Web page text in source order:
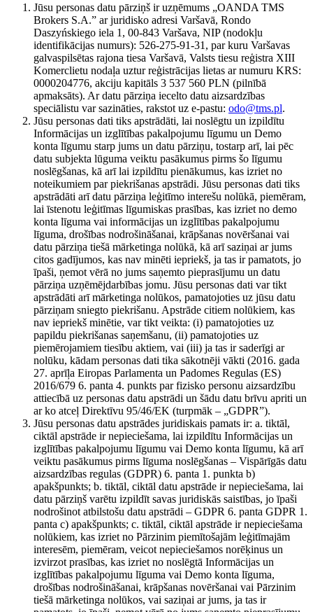
Jūsu personas datu pārziņš ir uzņēmums „OANDA TMS
Brokers S.A.” ar juridisko adresi Varšavā, Rondo
Daszyńskiego iela 1, 00-843 Varšava, NIP (nodokļu
identifikācijas numurs): 526-275-91-31, par kuru Varšavas
galvaspilsētas rajona tiesa Varšavā, Valsts tiesu reģistra XIII
Komerclietu nodaļa uztur reģistrācijas lietas ar numuru KRS:
0000204776, akciju kapitāls 3 537 560 PLN (pilnībā
apmaksāts). Ar datu pārziņa iecelto datu aizsardzības
speciālistu var sazināties, rakstot uz e-pastu: odo@tms.pl.
Jūsu personas dati tiks apstrādāti, lai noslēgtu un izpildītu
Informācijas un izglītības pakalpojumu līgumu un Demo
konta līgumu starp jums un datu pārziņu, tostarp arī, lai pēc
datu subjekta lūguma veiktu pasākumus pirms šo līgumu
noslēgšanas, kā arī lai izpildītu pienākumus, kas izriet no
noteikumiem par piekrišanas apstrādi. Jūsu personas dati tiks
apstrādāti arī datu pārziņa leģitīmo interešu nolūkā, piemēram,
lai īstenotu leģitīmas līgumiskas prasības, kas izriet no demo
konta līguma vai informācijas un izglītības pakalpojumu
līguma, drošības nodrošināšanai, krāpšanas novēršanai vai
datu pārziņa tiešā mārketinga nolūkā, kā arī saziņai ar jums
citos gadījumos, kas nav minēti iepriekš, ja tas ir pamatots, jo
īpaši, ņemot vērā no jums saņemto pieprasījumu un datu
pārziņa uzņēmējdarbības jomu. Jūsu personas dati var tikt
apstrādāti arī mārketinga nolūkos, pamatojoties uz jūsu datu
pārziņam sniegto piekrišanu. Apstrāde citiem nolūkiem, kas
nav iepriekš minētie, var tikt veikta: (i) pamatojoties uz
papildu piekrišanas saņemšanu, (ii) pamatojoties uz
piemērojamiem tiesību aktiem, vai (iii) ja tas ir saderīgi ar
nolūku, kādam personas dati tika sākotnēji vākti (2016. gada
27. aprīļa Eiropas Parlamenta un Padomes Regulas (ES)
2016/679 6. panta 4. punkts par fizisko personu aizsardzību
attiecībā uz personas datu apstrādi un šādu datu brīvu apriti un
ar ko atceļ Direktīvu 95/46/EK (turpmāk – „GDPR”).
Jūsu personas datu apstrādes juridiskais pamats ir: a. tiktāl,
ciktāl apstrāde ir nepieciešama, lai izpildītu Informācijas un
izglītības pakalpojumu līgumu vai Demo konta līgumu, kā arī
veiktu pasākumus pirms līguma noslēgšanas – Vispārīgās datu
aizsardzības regulas (GDPR) 6. panta 1. punkta b)
apakšpunkts; b. tiktāl, ciktāl datu apstrāde ir nepieciešama, lai
datu pārziņš varētu izpildīt savas juridiskās saistības, jo īpaši
nodrošinot atbilstošu datu apstrādi – GDPR 6. panta GDPR 1.
panta c) apakšpunkts; c. tiktāl, ciktāl apstrāde ir nepieciešama
nolūkiem, kas izriet no Pārzinim piemītošajām leģitīmajām
interesēm, piemēram, veicot nepieciešamos norēķinus un
izvirzot prasības, kas izriet no noslēgtā Informācijas un
izglītības pakalpojumu līguma vai Demo konta līguma,
drošības nodrošināšanai, krāpšanas novēršanai vai Pārzinim
tiešā mārketinga nolūkos, vai saziņai ar jums, ja tas ir